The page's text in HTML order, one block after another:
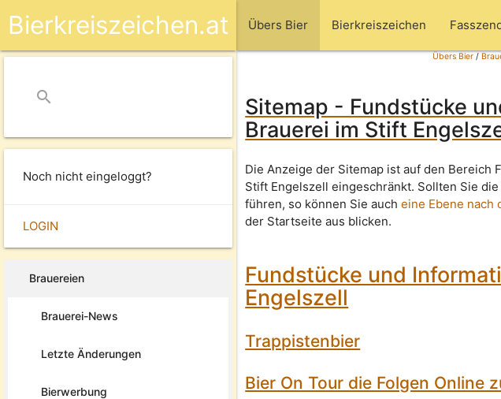
Übers Bier Bierkreiszeichen
Bierkreiszeichen.at
search
Noch nicht eingeloggt?
LOGIN
Brauereien
Brauerei-News
Letzte Änderungen
Bierwerbung
Übers Bier/
Sitemap - Fundstücke
Brauerei im Stift
Die Anzeige der Sitemap ist auf den Bereich
Stift Engelszell eingeschränkt. Sollten Sie
führen, so können Sie aucheine Ebene nach
der Startseite aus blicken.
Fundstücke und
Engelszell
Trappistenbier
Bier On Tour die Folgen Online